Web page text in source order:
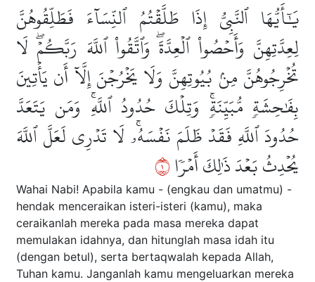
يَٰٓأَيُّهَا ٱلنَّبِيُّ إِذَا طَلَّقۡتُمُ ٱلنِّسَآءَ فَطَلِّقُوهُنَّ
لِعِدَّتِهِنَّ وَأَحۡصُواْ ٱلۡعِدَّةَۖ وَٱتَّقُواْ ٱللَّهَ رَبَّكُمۡۖ لَا
تُخۡرِجُوهُنَّ مِنۢ بُيُوتِهِنَّ وَلَا يَخۡرُجۡنَ إِلَّآ أَن يَأۡتِينَ
بِفَٰحِشَةٖ مُّبَيِّنَةٖۚ وَتِلۡكَ حُدُودُ ٱللَّهِۚ وَمَن يَتَعَدَّ
حُدُودَ ٱللَّهِ فَقَدۡ ظَلَمَ نَفۡسَهُۥۚ لَا تَدۡرِي لَعَلَّ ٱللَّهَ
يُحۡدِثُ بَعۡدَ ذَٰلِكَ أَمۡرٗا١
Wahai Nabi! Apabila kamu - (engkau dan umatmu) -
hendak menceraikan isteri-isteri (kamu), maka
ceraikanlah mereka pada masa mereka dapat
memulakan idahnya, dan hitunglah masa idah itu
(dengan betul), serta bertaqwalah kepada Allah,
Tuhan kamu. Janganlah kamu mengeluarkan mereka